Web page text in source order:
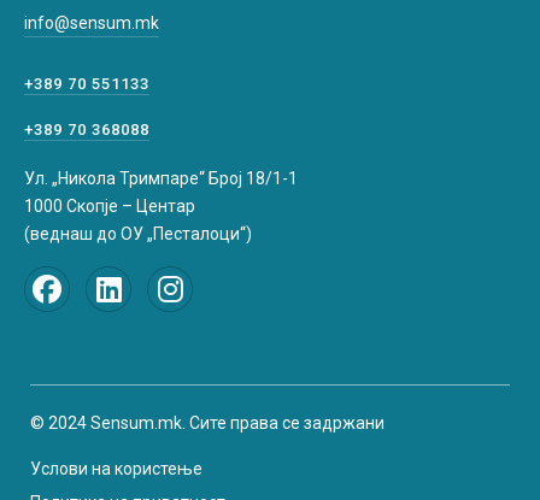
info@sensum.mk
+389 70 551133
+389 70 368088
Ул. „Никола Тримпаре“ Број 18/1-1
1000 Скопје – Центар
(веднаш до ОУ „Песталоци“)
© 2024 Sensum.mk. Сите права се задржани
Услови на користење